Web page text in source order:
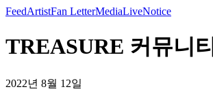
FeedArtistFan LetterMediaLiveNotice
TREASURE 커뮤니
2022년 8월 12일